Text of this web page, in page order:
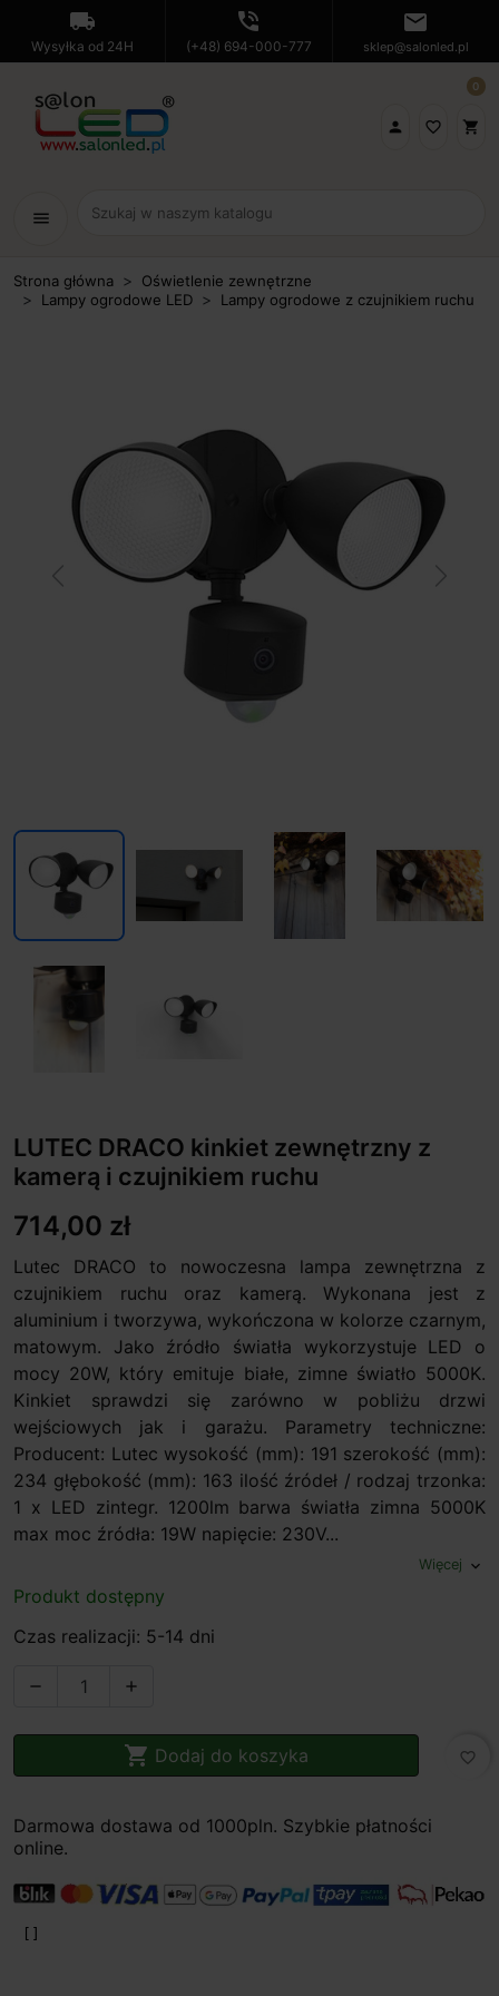
local_shipping
Wysyłka od 24H
phone_in_talk
(+48) 694-000-777
mail
sklep@salonled.pl
 favorite_border shopping_cart
0
menu
Strona główna
Oświetlenie zewnętrzne
Lampy ogrodowe LED
Lampy ogrodowe z czujnikiem ruchu
LUTEC DRACO kinkiet zewnętrzny z
kamerą i czujnikiem ruchu
714,00 zł
Lutec DRACO to nowoczesna lampa zewnętrzna z
czujnikiem ruchu oraz kamerą. Wykonana jest z
aluminium i tworzywa, wykończona w kolorze czarnym,
matowym. Jako źródło światła wykorzystuje LED o
mocy 20W, który emituje białe, zimne światło 5000K.
Kinkiet sprawdzi się zarówno w pobliżu drzwi
wejściowych jak i garażu. Parametry techniczne:
Producent: Lutec wysokość (mm): 191 szerokość (mm):
234 głębokość (mm): 163 ilość źródeł / rodzaj trzonka:
1 x LED zintegr. 1200lm barwa światła zimna 5000K
max moc źródła: 19W napięcie: 230V...
Więcej expand_more
Produkt dostępny
Czas realizacji: 5-14 dni
 
 Dodaj do koszyka favorite_border
Darmowa dostawa od 1000pln. Szybkie płatności
online.